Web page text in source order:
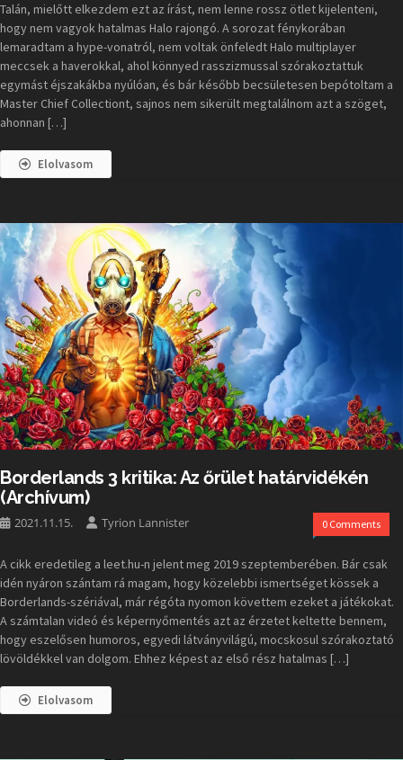
Talán, mielőtt elkezdem ezt az írást, nem lenne rossz ötlet kijelenteni,
hogy nem vagyok hatalmas Halo rajongó. A sorozat fénykorában
lemaradtam a hype-vonatról, nem voltak önfeledt Halo multiplayer
meccsek a haverokkal, ahol könnyed rasszizmussal szórakoztattuk
egymást éjszakákba nyúlóan, és bár később becsületesen bepótoltam a
Master Chief Collectiont, sajnos nem sikerült megtalálnom azt a szöget,
ahonnan […]
Elolvasom
Borderlands 3 kritika: Az őrület határvidékén
(Archívum)
2021.11.15. Tyrion Lannister 0 Comments
A cikk eredetileg a leet.hu-n jelent meg 2019 szeptemberében. Bár csak
idén nyáron szántam rá magam, hogy közelebbi ismertséget kössek a
Borderlands-szériával, már régóta nyomon követtem ezeket a játékokat.
A számtalan videó és képernyőmentés azt az érzetet keltette bennem,
hogy eszelősen humoros, egyedi látványvilágú, mocskosul szórakoztató
lövöldékkel van dolgom. Ehhez képest az első rész hatalmas […]
Elolvasom